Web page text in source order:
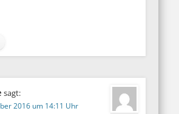
sagt:
2016 um 14:11 Uhr